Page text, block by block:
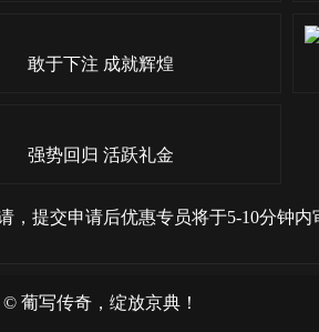
敢于下注 成就辉煌
强势回归 活跃礼金
，提交申请后优惠专员将于5-10分钟内
© 葡写传奇，绽放京典！